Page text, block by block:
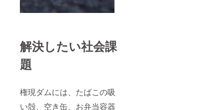
解決したい社会課
題
権現ダムには、たばこの吸
い殻、空き缶、お弁当容器